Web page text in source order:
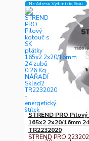
Na Adresu,Výd.místo,Boxu
STREND PRO
165x2.2x20/16mm
TR2232020
STREND PRO